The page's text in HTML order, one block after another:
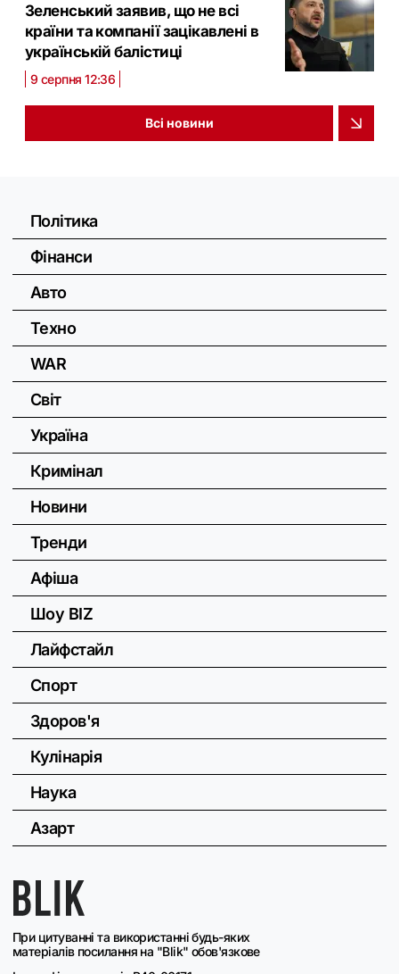
Зеленський заявив, що не всі
країни та компанії зацікавлені в
українській балістиці
9 серпня 12:36
Всі новини
При цитуванні та використанні будь-яких
матеріалів посилання на "Blik" обов'язкове
Політика
Фінанси
Авто
Техно
WAR
Світ
Україна
Кримінал
Новини
Тренди
Афіша
Шоу BIZ
Лайфстайл
Спорт
Здоров'я
Кулінарія
Наука
Азарт